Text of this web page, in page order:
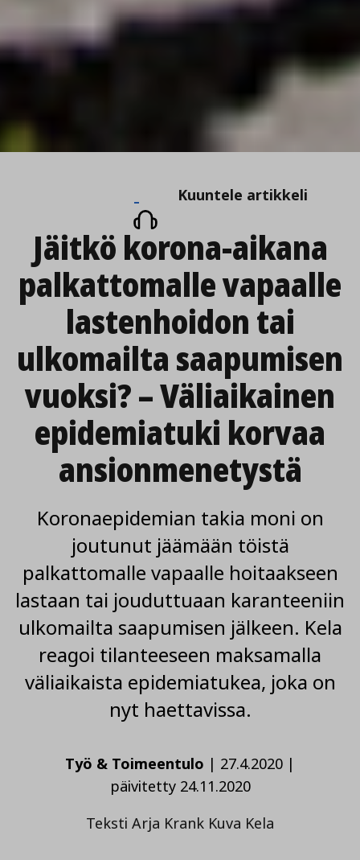
Kuuntele
artikkeli
Kuuntele artikkeli
Jäitkö korona-aikana
palkattomalle vapaalle
lasten­hoidon tai
ulkomailta saapumisen
vuoksi? – Väliaikainen
epidemia­tuki korvaa
ansion­menetystä
Koronaepidemian takia moni on
joutunut jäämään töistä
palkattomalle vapaalle hoitaakseen
lastaan tai jouduttuaan karanteeniin
ulkomailta saapumisen jälkeen. Kela
reagoi tilanteeseen maksamalla
väliaikaista epidemiatukea, joka on
nyt haettavissa.
Työ & Toimeentulo | 27.4.2020 |
päivitetty 24.11.2020
Teksti Arja Krank Kuva Kela